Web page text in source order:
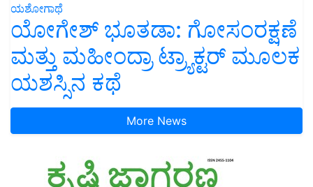
ಯಶೋಗಾಥೆ
ಯೋಗೇಶ್ ಭೂತಡಾ: ಗೋಸಂರಕ್ಷಣೆ
ಮತ್ತು ಮಹೀಂದ್ರಾ ಟ್ರ್ಯಾಕ್ಟರ್ ಮೂಲಕ
ಯಶಸ್ಸಿನ ಕಥೆ
More News